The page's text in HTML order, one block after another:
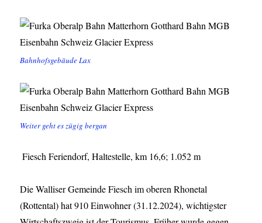
Bahnhofsgebäude Lax
Weiter geht es zügig bergan
Fiesch Feriendorf, Haltestelle, km 16,6; 1.052 m
Die Walliser Gemeinde Fiesch im oberen Rhonetal
(Rottental) hat 910 Einwohner (31.12.2024), wichtigster